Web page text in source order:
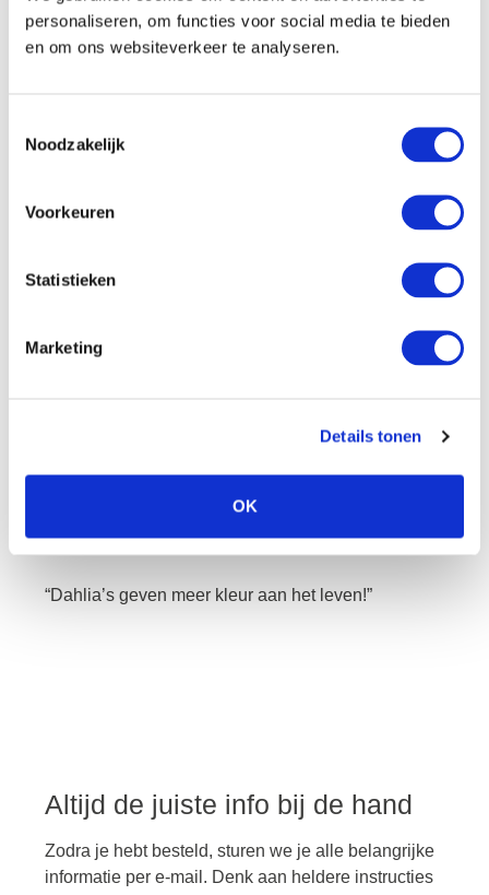
personaliseren, om functies voor social media te bieden
en om ons websiteverkeer te analyseren.
Noodzakelijk
Voorkeuren
Statistieken
Marketing
Details tonen
OK
zijn zeer uiteenlopend en betreffen de meest
Vanuit zijn kwekerij in het hart van de bollenstreek
brengtPeterde natuur dichter bij de mens.
“Dahlia’s geven meer kleur aan het leven!”
Altijd de juiste info bij de hand
Zodra je hebt besteld, sturen we je alle belangrijke
informatie per e-mail. Denk aan heldere instructies